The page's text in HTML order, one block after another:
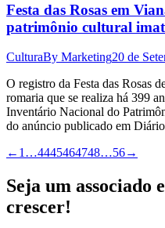
Festa das Rosas em
patrimônio cultural
CulturaBy Marketing20 de
O registro da Festa das Rosas
romaria que se realiza há 399
Inventário Nacional do
do anúncio publicado em
← 1 …4445464748…56→
Seja um associado
crescer!